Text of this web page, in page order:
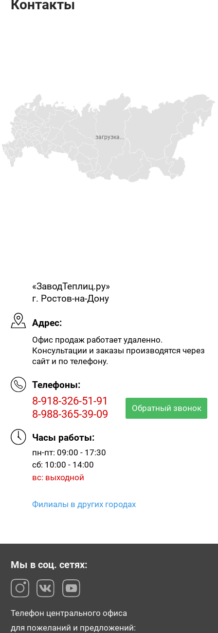
Контакты
«ЗаводТеплиц.ру»
г. Ростов-на-Дону
Адрес:
Офис продаж работает удаленно.
Консультации и заказы производятся через
сайт и по телефону.
Телефоны:
8-918-326-51-91
8-988-365-39-09
Обратный звонок
Часы работы:
пн-пт: 09:00 - 17:30
сб: 10:00 - 14:00
вс: выходной
Филиалы в других городах
загрузка...
Мы в соц. сетях:
Телефон центрального офиса
для пожеланий и предложений: